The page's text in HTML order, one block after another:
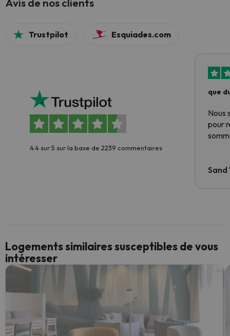
Trustpilot Esquiades.com
4.4 sur 5 sur la base de 2239 commentaires
que
Nous
pour
Sand
Logements similaires susceptibles de vous
intéresser